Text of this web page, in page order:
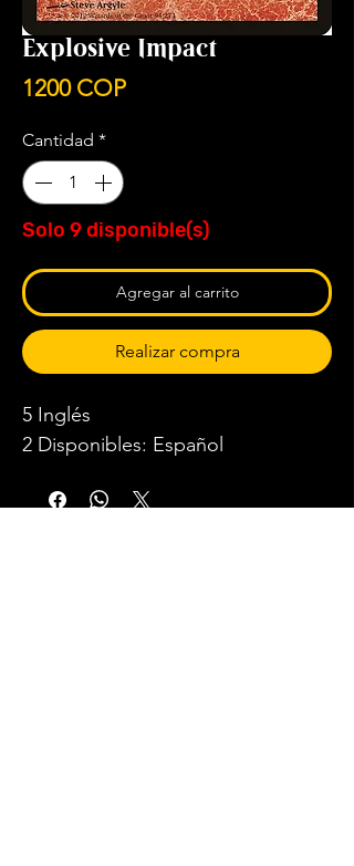
Explosive Impact
1200 COPPrecio
Cantidad *
Solo 9 disponible(s)
Agregar al carrito
Realizar compra
5 Inglés
2 Disponibles: Español